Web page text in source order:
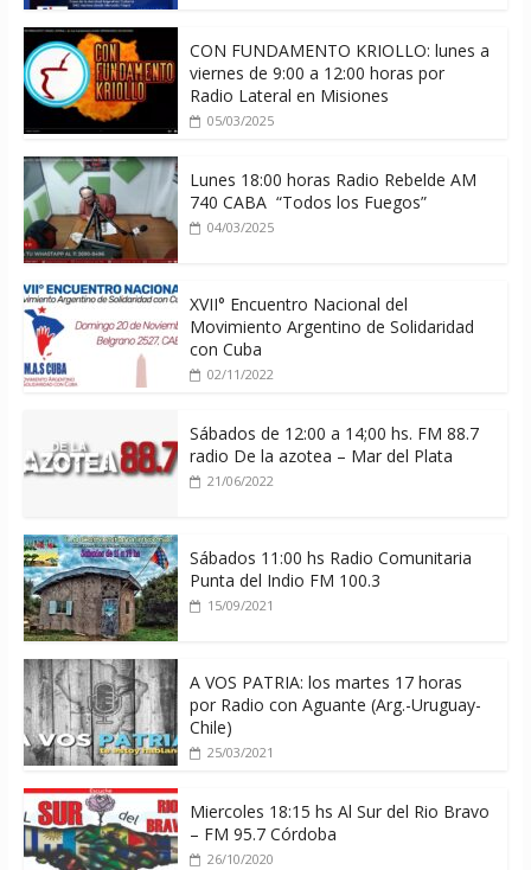
CON FUNDAMENTO KRIOLLO: lunes a
viernes de 9:00 a 12:00 horas por
Radio Lateral en Misiones
05/03/2025
Lunes 18:00 horas Radio Rebelde AM
740 CABA “Todos los Fuegos”
04/03/2025
XVII° Encuentro Nacional del
Movimiento Argentino de Solidaridad
con Cuba
02/11/2022
Sábados de 12:00 a 14;00 hs. FM 88.7
radio De la azotea – Mar del Plata
21/06/2022
Sábados 11:00 hs Radio Comunitaria
Punta del Indio FM 100.3
15/09/2021
A VOS PATRIA: los martes 17 horas
por Radio con Aguante (Arg.-Uruguay-
Chile)
25/03/2021
Miercoles 18:15 hs Al Sur del Rio Bravo
– FM 95.7 Córdoba
26/10/2020